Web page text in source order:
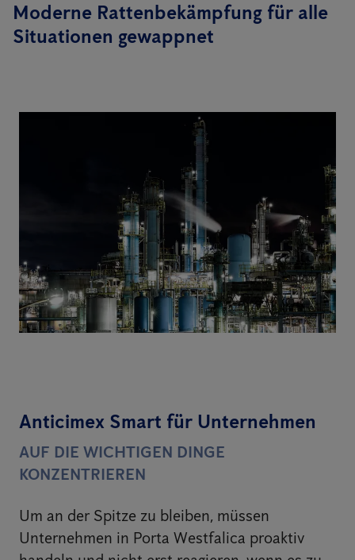
Moderne Rattenbekämpfung für alle
Situationen gewappnet
Anticimex Smart für Unternehmen
AUF DIE WICHTIGEN DINGE
KONZENTRIEREN
Um an der Spitze zu bleiben, müssen
Unternehmen in Porta Westfalica proaktiv